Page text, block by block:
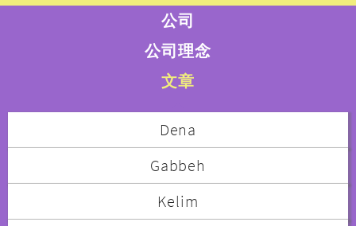
公司
公司理念
文章
Dena
Gabbeh
Kelim